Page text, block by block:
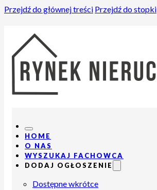
Przejdź do głównej treści Przejdź do stopki
HOME
O NAS
WYSZUKAJ FACHOWCA
DODAJ OGŁOSZENIE
Dostępne wkrótce